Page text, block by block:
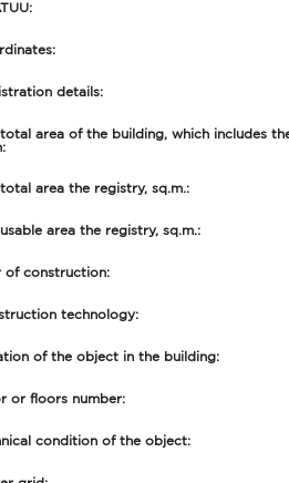
details:
area of the building, which includes
area the registry, sq.m.:
area the registry, sq.m.:
of construction:
technology:
of the object in the building:
or floors number:
condition of the object: